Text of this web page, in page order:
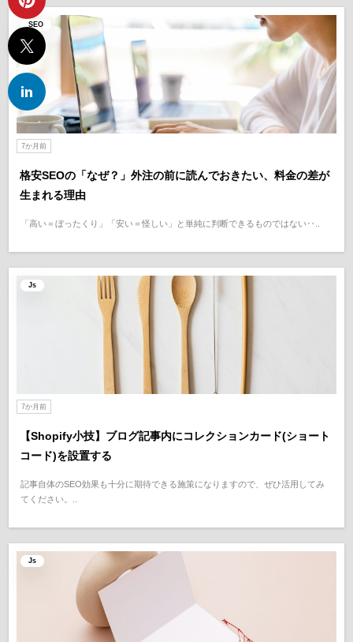
SEO
7か月前
格安SEOの「なぜ？」外注の前に読んでおきたい、料金の差が
生まれる理由
「高い＝ぼったくり」「安い＝怪しい」と単純に判断できるものではない‥..
Js
7か月前
【Shopify小技】ブログ記事内にコレクションカード(ショート
コード)を設置する
記事自体のSEO効果も十分に期待できる施策になりますので、ぜひ活用してみ
てください。..
Js